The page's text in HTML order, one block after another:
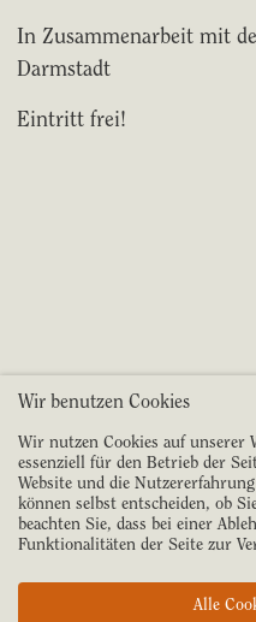
In Zusammenarbeit mit
Darmstadt
Eintritt frei!
Wir benutzen Cookies
Wir nutzen Cookies auf unserer
essenziell für den Betrieb der
Website und die
können selbst entscheiden, ob
beachten Sie, dass bei einer
Funktionalitäten der Seite zur
Alle